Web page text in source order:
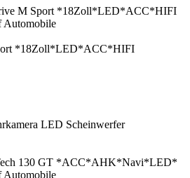
*18Zoll*LED*ACC*HIFI
LED Scheinwerfer